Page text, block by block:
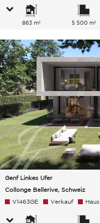
863 m² 5 500 m²
Genf Linkes Ufer
Collonge Bellerive, Schweiz
V1463GE Verkauf Haus